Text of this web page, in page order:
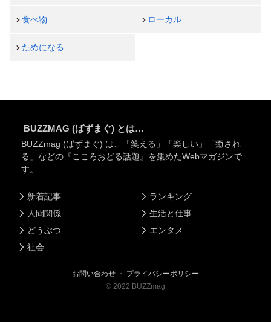
食べ物 ローカル
ためになる
BUZZMAG (ばずまぐ) とは…
BUZZmag (ばずまぐ) は、「笑える」「楽しい」「癒され
る」などの『こころおどる話題』を集めたWebマガジンで
す。
新着記事
人間関係
どうぶつ
社会
ランキング
生活と仕事
エンタメ
お問い合わせ ・ プライバシーポリシー
© 2022 BUZZmag